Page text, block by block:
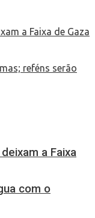
a Faixa
com o